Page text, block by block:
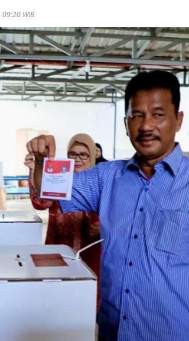
WIB